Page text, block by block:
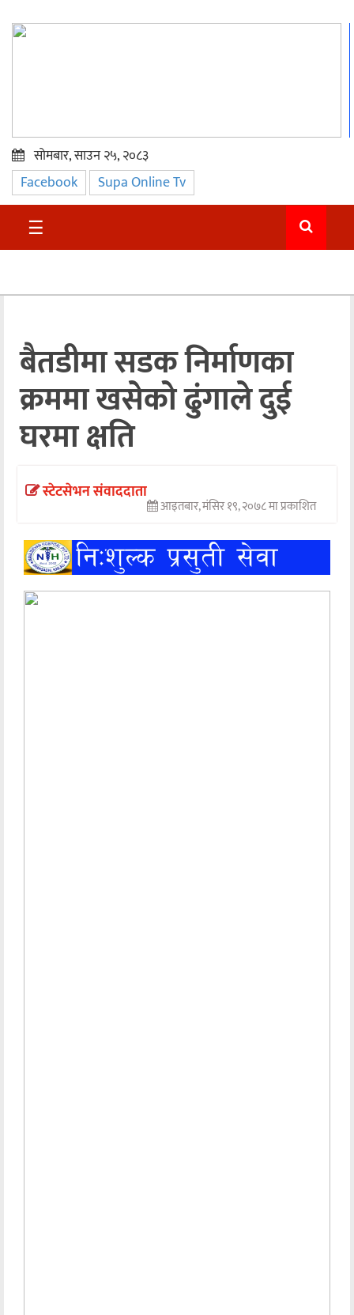
प्रमुख
समाचार
सुदुर
अन्तराष्ट्रिय
अन्तर्वार्ता
अर्थ
खेलकुद
मनोरञ्जन
सोमबार, साउन २५, २०८३
Facebook Supa Online Tv
☰
बैतडीमा सडक निर्माणका
क्रममा खसेको ढुंगाले दुई
घरमा क्षति
स्टेटसेभन संवाददाता
आइतबार, मंसिर १९, २०७८ मा प्रकाशित